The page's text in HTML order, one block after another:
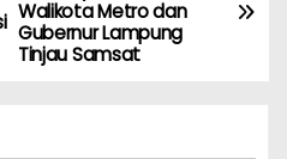
Walikota Metro dan
Gubernur Lampung
Tinjau Samsat